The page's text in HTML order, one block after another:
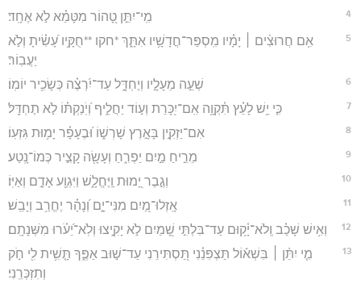
4 מִֽי־יִתֵּ֣ן טָ֭הוֹר מִטָּמֵ֗א לֹ֣א אֶחָֽד׃
5
אִ֥ם חֲרוּצִ֨ים ׀ יָמָ֗יו מִֽסְפַּר־חֳדָשָׁ֥יו אִתָּ֑ךְ *חקו **חֻקָּ֥יו עָ֝שִׂ֗יתָ וְלֹ֣א
יַעֲבֽוֹר׃
6 שְׁעֵ֣ה מֵעָלָ֣יו וְיֶחְדָּ֑ל עַד־יִ֝רְצֶ֗ה כְּשָׂכִ֥יר יוֹמֽוֹ׃
7 כִּ֤י יֵ֥שׁ לָעֵ֗ץ תִּ֫קְוָ֥ה אִֽם־יִ֭כָּרֵת וְע֣וֹד יַחֲלִ֑יף וְ֝יֹֽנַקְתּ֗וֹ לֹ֣א תֶחְדָּֽל׃
8 אִם־יַזְקִ֣ין בָּאָ֣רֶץ שָׁרְשׁ֑וֹ וּ֝בֶעָפָ֗ר יָמ֥וּת גִּזְעֽוֹ׃
9 מֵרֵ֣יחַ מַ֣יִם יַפְרִ֑חַ וְעָשָׂ֖ה קָצִ֣יר כְּמוֹ־נָֽטַע׃
10 וְגֶ֣בֶר יָ֭מוּת וַֽיֶּחֱלָ֑שׁ וַיִּגְוַ֖ע אָדָ֣ם וְאַיּֽוֹ׃
11 אָֽזְלוּ־מַ֭יִם מִנִּי־יָ֑ם וְ֝נָהָ֗ר יֶחֱרַ֥ב וְיָבֵֽשׁ׃
12 וְאִ֥ישׁ שָׁכַ֗ב וְֽלֹא־יָ֫ק֥וּם עַד־בִּלְתִּ֣י שָׁ֭מַיִם לֹ֣א יָקִ֑יצוּ וְלֹֽא־יֵ֝עֹ֗רוּ מִשְּׁנָתָֽם׃
13
מִ֤י יִתֵּ֨ן ׀ בִּשְׁא֬וֹל תַּצְפִּנֵ֗נִי תַּ֭סְתִּירֵנִי עַד־שׁ֣וּב אַפֶּ֑ךָ תָּ֤שִׁ֥ית לִ֖י חֹ֣ק
וְתִזְכְּרֵֽנִי׃